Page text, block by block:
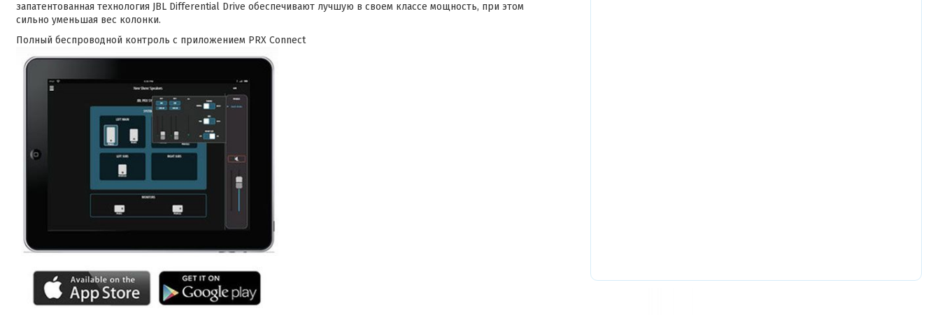
запатентованная технология JBL Differential Drive обеспечивают лучшую в своем классе мощность, при этом
сильно уменьшая вес колонки.
Полный беспроводной контроль с приложением PRX Connect